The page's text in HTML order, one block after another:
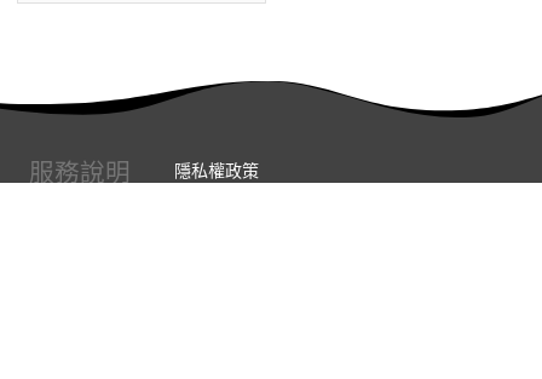
服務說明
隱私權政策